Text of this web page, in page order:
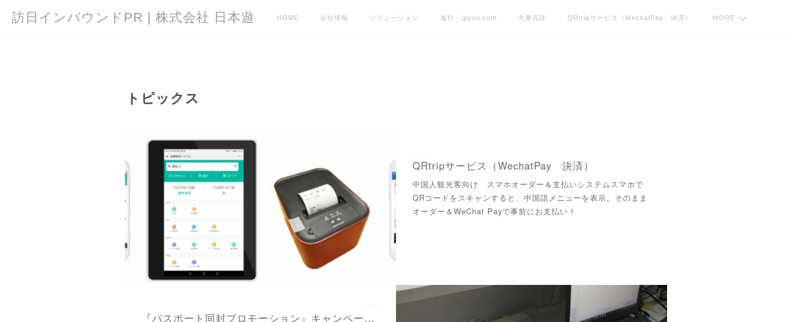
訪日インバウンドPR | 株式会社 日本遊 HOME 会社情報 ソリューション 逸行 - jpyoo.com 大衆点評 QRtripサービス（WechatPay 決済） MORE
トピックス
QRtripサービス（WechatPay 決済）
中国人観光客向け スマホオーダー＆支払いシステムスマホで
QRコードをスキャンすると、中国語メニューを表示。そのまま
オーダー＆WeChat Payで事前にお支払い！
『パスポート同封プロモーション』キャンペーン実施中です！【2018/12/25～2019/1/25】